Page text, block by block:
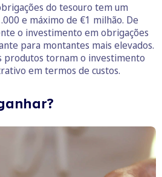
do tesouro tem um
e máximo de €1 milhão. De
o investimento em obrigações
para montantes mais elevados.
produtos tornam o investimento
em termos de custos.